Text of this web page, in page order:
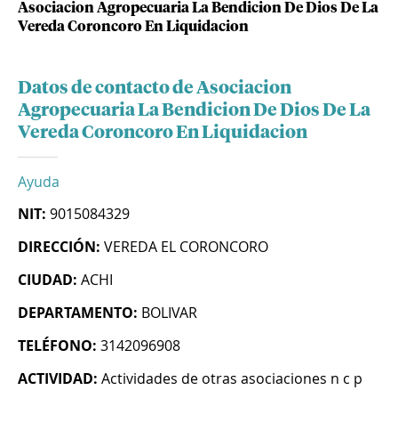
Asociacion Agropecuaria La Bendicion De Dios De La
Vereda Coroncoro En Liquidacion
Datos de contacto de Asociacion
Agropecuaria La Bendicion De Dios De La
Vereda Coroncoro En Liquidacion
Ayuda
NIT: 9015084329
DIRECCIÓN: VEREDA EL CORONCORO
CIUDAD: ACHI
DEPARTAMENTO: BOLIVAR
TELÉFONO: 3142096908
ACTIVIDAD: Actividades de otras asociaciones n c p